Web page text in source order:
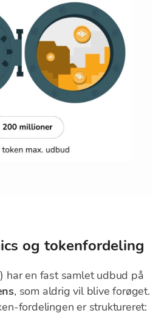
og tokenfordeling
har en fast samlet udbud på
, som aldrig vil blive forøget.
fordelingen er struktureret: